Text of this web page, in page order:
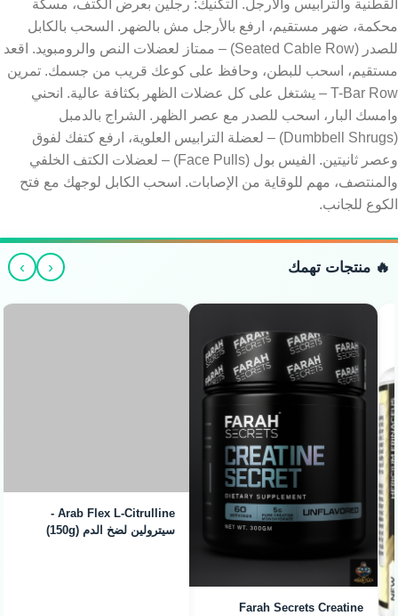
القطنية والترابيس والأرجل. التكنيك: رجلين بعرض الكتف، مسكة
محكمة، ضهر مستقيم، ارفع بالأرجل مش بالضهر. السحب بالكابل
للصدر (Seated Cable Row) – ممتاز لعضلات النص والرومبويد. اقعد
مستقيم، اسحب للبطن، وحافظ على كوعك قريب من جسمك. تمرين
T-Bar Row – يشتغل على كل عضلات الظهر بكثافة عالية. انحني
وامسك البار، اسحب للصدر مع عصر الظهر. الشراج بالدمبل
(Dumbbell Shrugs) – لعضلة الترابيس العلوية، ارفع كتفك لفوق
وعصر ثانيتين. الفيس بول (Face Pulls) – لعضلات الكتف الخلفي
والمنتصف، مهم للوقاية من الإصابات. اسحب الكابل لوجهك مع فتح
الكوع للجانب.
🔥 منتجات تهمك ‹
›
Farah Secrets Creatine